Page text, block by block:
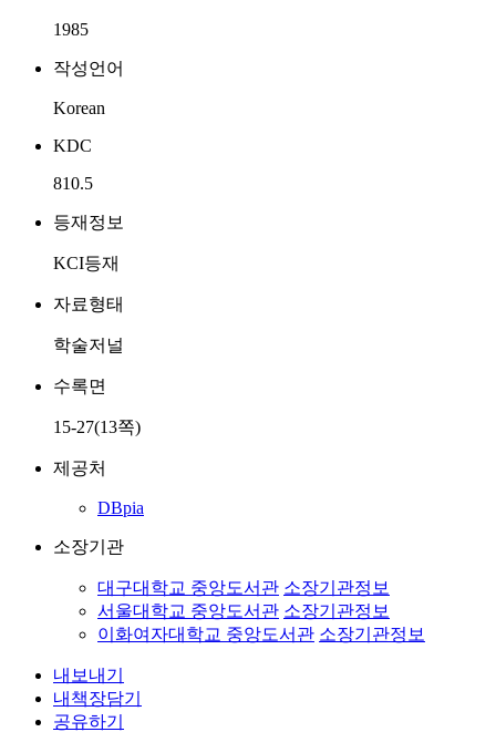
1985
작성언어
Korean
KDC
810.5
등재정보
KCI등재
자료형태
학술저널
수록면
15-27(13쪽)
제공처
DBpia
소장기관
대구대학교 중앙도서관 소장기관정보
서울대학교 중앙도서관 소장기관정보
이화여자대학교 중앙도서관 소장기관정보
내보내기
내책장담기
공유하기